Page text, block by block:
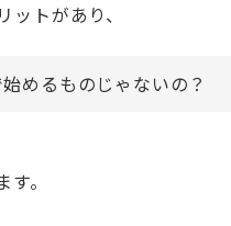
トがあり、
めるものじゃないの？
。